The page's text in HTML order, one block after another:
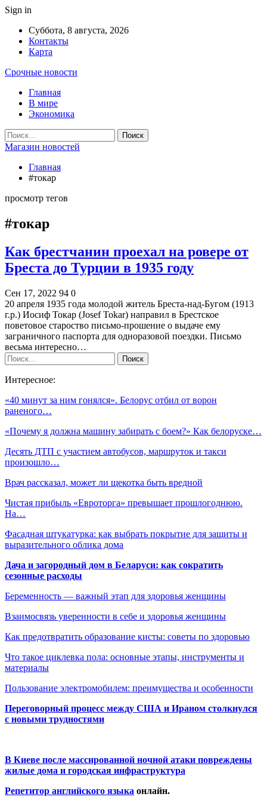
Sign in
Суббота, 8 августа, 2026
Контакты
Карта
Срочные новости
Главная
В мире
Экономика
Магазин новостей
Главная
#токар
просмотр тегов
#токар
Как брестчанин проехал на ровере от
Бреста до Турции в 1935 году
Сен 17, 2022 94 0
20 апреля 1935 года молодой житель Бреста-над-Бугом (1913
г.р.) Иосиф Токар (Josef Tokar) направил в Брестское
поветовое староство письмо-прошение о выдаче ему
заграничного паспорта для одноразовой поездки. Письмо
весьма интересно…
Интересное:
«40 минут за ним гонялся». Белорус отбил от ворон
раненого…
«Почему я должна машину забирать с боем?» Как белоруске…
Десять ДТП с участием автобусов, маршруток и такси
произошло…
Врач рассказал, может ли щекотка быть вредной
Чистая прибыль «Евроторга» превышает прошлогоднюю.
На…
Фасадная штукатурка: как выбрать покрытие для защиты и
выразительного облика дома
Дача и загородный дом в Беларуси: как сократить
сезонные расходы
Беременность — важный этап для здоровья женщины
Взаимосвязь уверенности в себе и здоровья женщины
Как предотвратить образование кисты: советы по здоровью
Что такое циклевка пола: основные этапы, инструменты и
материалы
Пользование электромобилем: преимущества и особенности
Переговорный процесс между США и Ираном столкнулся
с новыми трудностями
В Киеве после массированной ночной атаки повреждены
жилые дома и городская инфраструктура
Репетитор английского языка онлайн.